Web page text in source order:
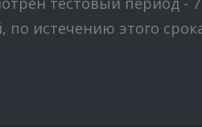
истечению этого